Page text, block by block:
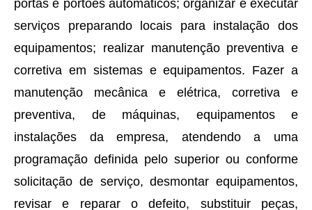
portas e portões automáticos; organizar e executar
serviços preparando locais para instalação dos
equipamentos; realizar manutenção preventiva e
corretiva em sistemas e equipamentos. Fazer a
manutenção mecânica e elétrica, corretiva e
preventiva, de máquinas, equipamentos e
instalações da empresa, atendendo a uma
programação definida pelo superior ou conforme
solicitação de serviço, desmontar equipamentos,
revisar e reparar o defeito, substituir peças,